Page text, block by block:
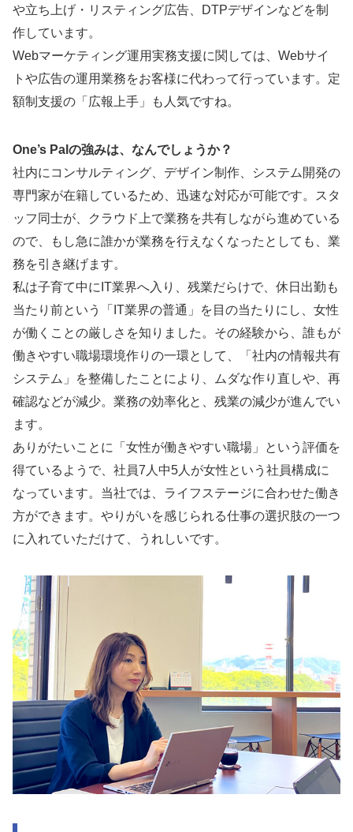
や立ち上げ・リスティング広告、DTPデザインなどを制
作しています。
Webマーケティング運用実務支援に関しては、Webサイ
トや広告の運用業務をお客様に代わって行っています。定
額制支援の「広報上手」も人気ですね。
One’s Palの強みは、なんでしょうか？
社内にコンサルティング、デザイン制作、システム開発の
専門家が在籍しているため、迅速な対応が可能です。スタ
ッフ同士が、クラウド上で業務を共有しながら進めている
ので、もし急に誰かが業務を行えなくなったとしても、業
務を引き継げます。
私は子育て中にIT業界へ入り、残業だらけで、休日出勤も
当たり前という「IT業界の普通」を目の当たりにし、女性
が働くことの厳しさを知りました。その経験から、誰もが
働きやすい職場環境作りの一環として、「社内の情報共有
システム」を整備したことにより、ムダな作り直しや、再
確認などが減少。業務の効率化と、残業の減少が進んでい
ます。
ありがたいことに「女性が働きやすい職場」という評価を
得ているようで、社員7人中5人が女性という社員構成に
なっています。当社では、ライフステージに合わせた働き
方ができます。やりがいを感じられる仕事の選択肢の一つ
に入れていただけて、うれしいです。